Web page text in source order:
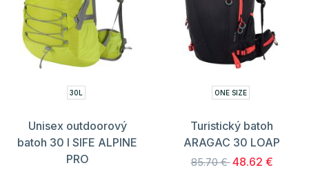
30L
Unisex outdoorový
batoh 30 l SIFE ALPINE
PRO
ONE SIZE
Turistický batoh
ARAGAC 30 LOAP
85.70 € 48.62 €